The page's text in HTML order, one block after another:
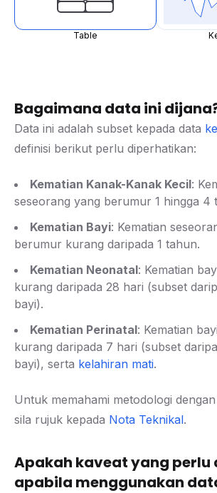
Table
Bagaimana data ini
Data ini adalah subset kepada data
definisi berikut perlu diperhatikan:
Kematian Kanak-Kanak Kecil:
seseorang yang berumur 1 hingga 4
Kematian Bayi: Kematian
berumur kurang daripada 1 tahun.
Kematian Neonatal: Kematian
kurang daripada 28 hari (subset
bayi).
Kematian Perinatal: Kematian
kurang daripada 7 hari (subset
bayi), serta kelahiran mati.
Untuk memahami metodologi
sila rujuk kepada Nota Teknikal.
Apakah kaveat yang perlu
apabila menggunakan